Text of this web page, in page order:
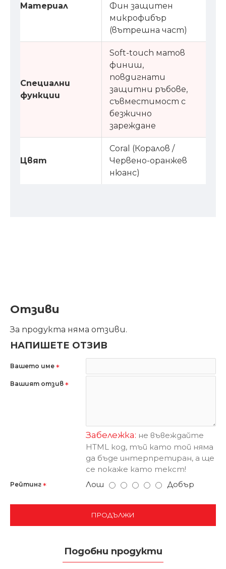
Материал
Фин защитен
микрофибър
(вътрешна част)
Специални
функции
Soft-touch матов
финиш,
повдигнати
защитни ръбове,
съвместимост с
безжично
зареждане
Цвят
Coral (Коралов /
Червено-оранжев
нюанс)
Отзиви
За продукта няма отзиви.
НАПИШЕТЕ ОТЗИВ
Вашето име
Вашият отзив
Забележка: не въвеждайте
HTML код, тъй като той няма
да бъде интерпретиран, а ще
се покаже като текст!
Рейтинг Лош Добър
ПРОДЪЛЖИ
Подобни продукти